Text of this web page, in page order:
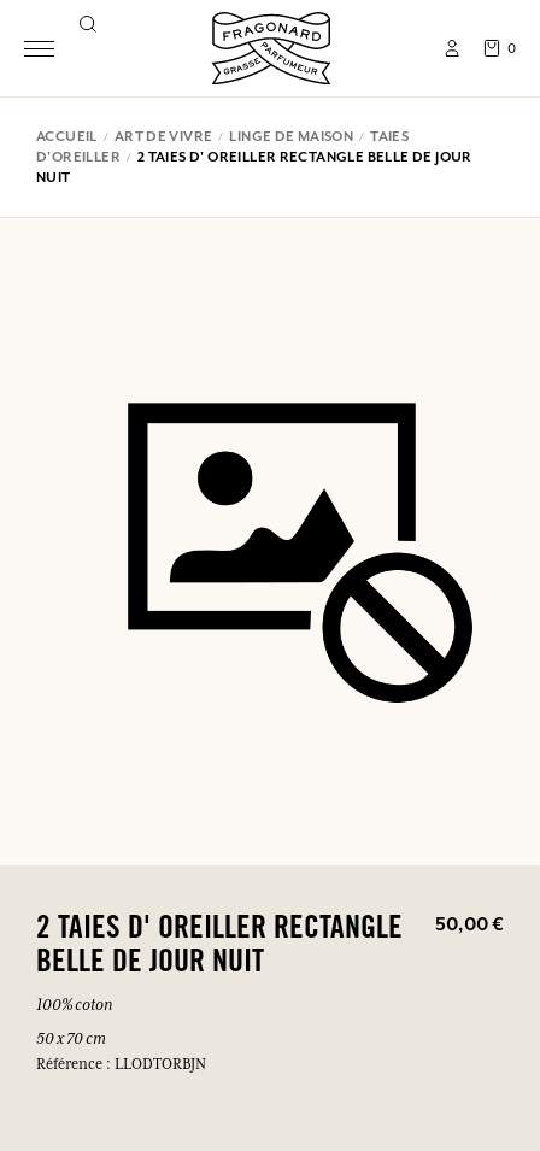
0
ACCUEIL ART DE VIVRE LINGE DE MAISON
TAIES
D'OREILLER
2 TAIES D' OREILLER RECTANGLE BELLE DE JOUR
NUIT
2 TAIES D' OREILLER RECTANGLE
BELLE DE JOUR NUIT
50,00 €
100% coton
50 x 70 cm
Référence : LLODTORBJN